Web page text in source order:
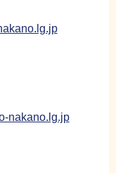
nakano.lg.jp